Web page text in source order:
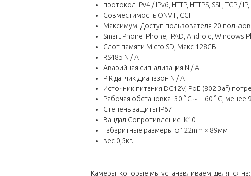
протокол IPv4 / IPv6, HTTP, HTTPS, SSL, TCP /
Совместимость ONVIF, CGI
Максимум. Доступ пользователя 20
Smart Phone iPhone, IPAD, Android, Windows
Слот памяти Micro SD, Макс 128GB
RS485 N / A
Аварийная сигнализация N / A
PIR датчик Диапазон N / A
Источник питания DC12V, PoE (802.3af)
Рабочая обстановка -30 ° C ~ + 60 ° C,
Степень защиты IP67
Вандал Сопротивление IK10
Габаритные размеры φ122mm × 89мм
вес 0,5кг.
Камеры, которые мы устанавливаем, делятся на: